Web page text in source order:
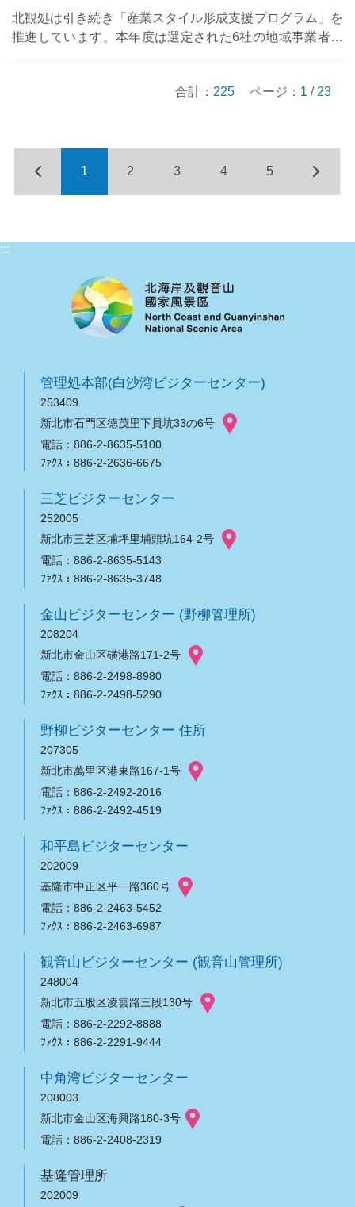
北観処は引き続き「産業スタイル形成支援プログラム」を
推進しています。本年度は選定された6社の地域事業者を
合計： 225 ページ： 1 / 23
1 2 3 4 5
:::
管理処本部(白沙湾ビジターセンター)
253409
新北市石門区徳茂里下員坑33の6号
電話：886-2-8635-5100
ﾌｧｸｽ：886-2-2636-6675
三芝ビジターセンター
252005
新北市三芝区埔坪里埔頭坑164-2号
電話：886-2-8635-5143
ﾌｧｸｽ：886-2-8635-3748
金山ビジターセンター (野柳管理所)
208204
新北市金山区磺港路171-2号
電話：886-2-2498-8980
ﾌｧｸｽ：886-2-2498-5290
野柳ビジターセンター 住所
207305
新北市萬里区港東路167-1号
電話：886-2-2492-2016
ﾌｧｸｽ：886-2-2492-4519
和平島ビジターセンター
202009
基隆市中正区平一路360号
電話：886-2-2463-5452
ﾌｧｸｽ：886-2-2463-6987
観音山ビジターセンター (観音山管理所)
248004
新北市五股区凌雲路三段130号
電話：886-2-2292-8888
ﾌｧｸｽ：886-2-2291-9444
中角湾ビジターセンター
208003
新北市金山区海興路180-3号
電話：886-2-2408-2319
基隆管理所
202009